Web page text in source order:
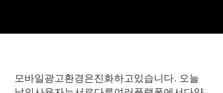
모바일광고환경은진화하고있습니다. 오늘